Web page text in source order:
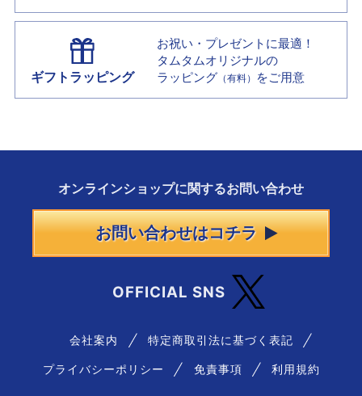
ギフトラッピング
お祝い・プレゼントに最適！
タムタムオリジナルの
ラッピング （有料） をご用意
オンラインショップに関するお問い合わせ
お問い合わせはコチラ
OFFICIAL SNS
会社案内 特定商取引法に基づく表記
プライバシーポリシー 免責事項 利用規約